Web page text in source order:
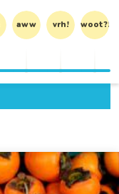
aww vrh! woot?!